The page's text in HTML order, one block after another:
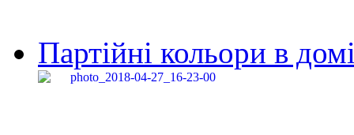
Партійні кольори в